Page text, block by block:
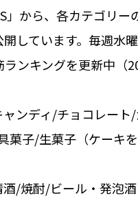
」から、各カテゴリー
開しています。毎週水
ランキングを更新中（
ンディ/チョコレート/
菓子/生菓子（ケーキ
/焼酎/ビール・発泡酒